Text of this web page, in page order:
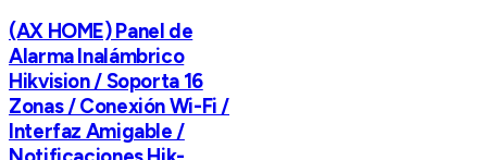
(AX HOME) Panel de
Alarma Inalámbrico
Hikvision / Soporta 16
Zonas / Conexión Wi-Fi /
Interfaz Amigable /